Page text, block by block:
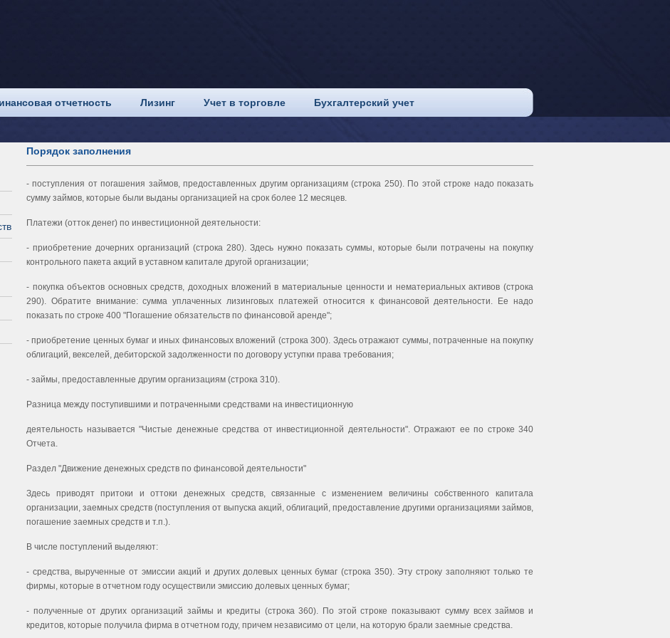
отчетность Лизинг Учет в торговле Бухгалтерский учет
Порядок заполнения
- поступления от погашения займов, предоставленных другим организациям (строка 250). По этой строке надо показать
сумму займов, которые были выданы организацией на срок более 12 месяцев.
Платежи (отток денег) по инвестиционной деятельности:
- приобретение дочерних организаций (строка 280). Здесь нужно показать суммы, которые были потрачены на покупку
контрольного пакета акций в уставном капитале другой организации;
- покупка объектов основных средств, доходных вложений в материальные ценности и нематериальных активов (строка
290). Обратите внимание: сумма уплаченных лизинговых платежей относится к финансовой деятельности. Ее надо
показать по строке 400 "Погашение обязательств по финансовой аренде";
- приобретение ценных бумаг и иных финансовых вложений (строка 300). Здесь отражают суммы, потраченные на покупку
облигаций, векселей, дебиторской задолженности по договору уступки права требования;
- займы, предоставленные другим организациям (строка 310).
Разница между поступившими и потраченными средствами на инвестиционную
деятельность называется "Чистые денежные средства от инвестиционной деятельности". Отражают ее по строке 340
Отчета.
Раздел "Движение денежных средств по финансовой деятельности"
Здесь приводят притоки и оттоки денежных средств, связанные с изменением величины собственного капитала
организации, заемных средств (поступления от выпуска акций, облигаций, предоставление другими организациями займов,
погашение заемных средств и т.п.).
В числе поступлений выделяют:
- средства, вырученные от эмиссии акций и других долевых ценных бумаг (строка 350). Эту строку заполняют только те
фирмы, которые в отчетном году осуществили эмиссию долевых ценных бумаг;
- полученные от других организаций займы и кредиты (строка 360). По этой строке показывают сумму всех займов и
кредитов, которые получила фирма в отчетном году, причем независимо от цели, на которую брали заемные средства.